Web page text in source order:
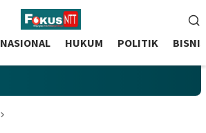
NASIONAL HUKUM POLITIK BISNIS